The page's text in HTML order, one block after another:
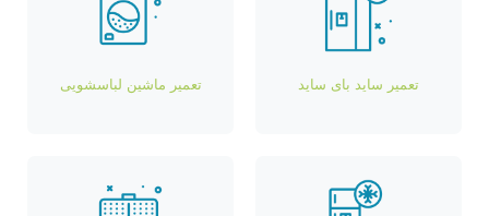
تعمیر ساید بای ساید تعمیر ماشین لباسشویی